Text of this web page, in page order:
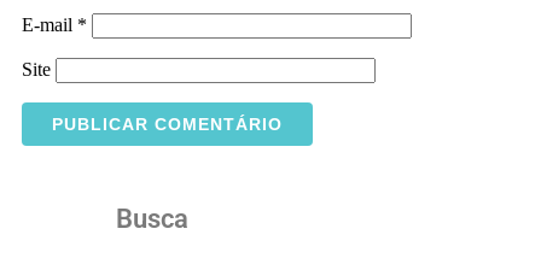
E-mail *
Site
Busca